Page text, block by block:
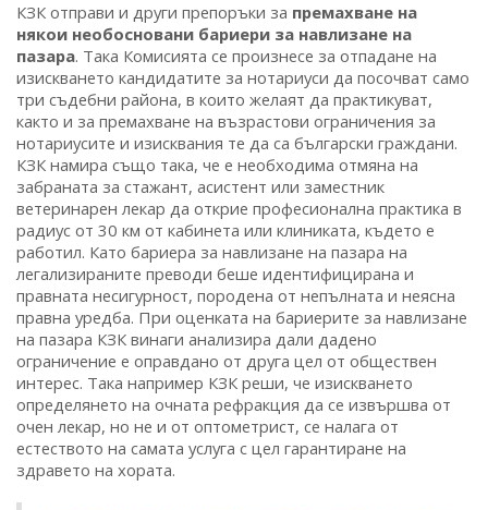
КЗК отправи и други препоръки за премахване на
някои необосновани бариери за навлизане на
пазара. Така Комисията се произнесе за отпадане на
изискването кандидатите за нотариуси да посочват само
три съдебни района, в които желаят да практикуват,
както и за премахване на възрастови ограничения за
нотариусите и изисквания те да са български граждани.
КЗК намира също така, че е необходима отмяна на
забраната за стажант, асистент или заместник
ветеринарен лекар да открие професионална практика в
радиус от 30 км от кабинета или клиниката, където е
работил. Като бариера за навлизане на пазара на
легализираните преводи беше идентифицирана и
правната несигурност, породена от непълната и неясна
правна уредба. При оценката на бариерите за навлизане
на пазара КЗК винаги анализира дали дадено
ограничение е оправдано от друга цел от обществен
интерес. Така например КЗК реши, че изискването
определянето на очната рефракция да се извършва от
очен лекар, но не и от оптометрист, се налага от
естеството на самата услуга с цел гарантиране на
здравето на хората.